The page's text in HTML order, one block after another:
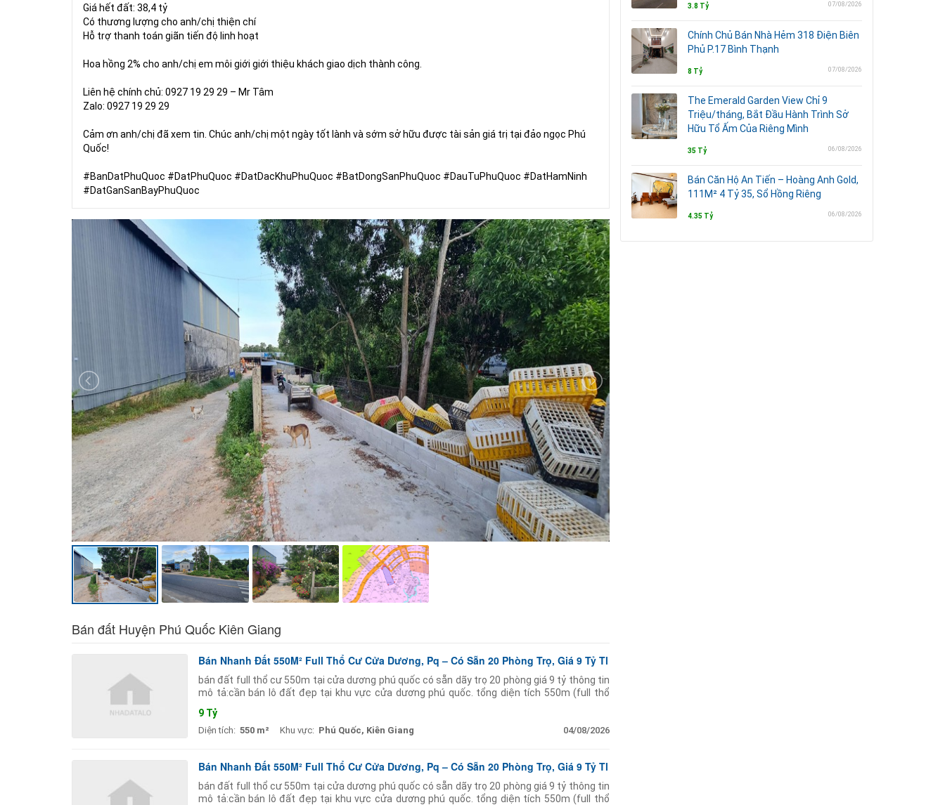
Giá hết đất: 38,4 tỷ
Có thương lượng cho anh/chị thiện chí
Hỗ trợ thanh toán giãn tiến độ linh hoạt
Hoa hồng 2% cho anh/chị em môi giới giới thiệu khách giao dịch thành công.
Liên hệ chính chủ: 0927 19 29 29 – Mr Tâm
Zalo: 0927 19 29 29
Cảm ơn anh/chị đã xem tin. Chúc anh/chị một ngày tốt lành và sớm sở hữu được tài sản giá trị tại đảo ngọc Phú
Quốc!
#BanDatPhuQuoc #DatPhuQuoc #DatDacKhuPhuQuoc #BatDongSanPhuQuoc #DauTuPhuQuoc #DatHamNinh
#DatGanSanBayPhuQuoc
Bán đất Huyện Phú Quốc Kiên Giang
Bán Nhanh Đất 550M² Full Thổ Cư Cửa Dương, Pq – Có Sẵn 20 Phòng Trọ, Giá 9 Tỷ Tl
bán đất full thổ cư 550m tại cửa dương phú quốc có sẵn dãy trọ 20 phòng giá 9 tỷ thông tin
mô tả:cần bán lô đất đẹp tại khu vực cửa dương phú quốc. tổng diện tích 550m (full thổ
9 Tỷ
Diện tích: 550 m² Khu vực: Phú Quốc, Kiên Giang 04/08/2026
Bán Nhanh Đất 550M² Full Thổ Cư Cửa Dương, Pq – Có Sẵn 20 Phòng Trọ, Giá 9 Tỷ Tl
bán đất full thổ cư 550m tại cửa dương phú quốc có sẵn dãy trọ 20 phòng giá 9 tỷ thông tin
mô tả:cần bán lô đất đẹp tại khu vực cửa dương phú quốc. tổng diện tích 550m (full thổ
3.8 Tỷ 07/08/2026
Chính Chủ Bán Nhà Hẻm 318 Điện Biên
Phủ P.17 Bình Thạnh
8 Tỷ 07/08/2026
The Emerald Garden View Chỉ 9
Triệu/tháng, Bắt Đầu Hành Trình Sở
Hữu Tổ Ấm Của Riêng Mình
35 Tỷ 06/08/2026
Bán Căn Hộ An Tiến – Hoàng Anh Gold,
111M² 4 Tỷ 35, Sổ Hồng Riêng
4.35 Tỷ 06/08/2026